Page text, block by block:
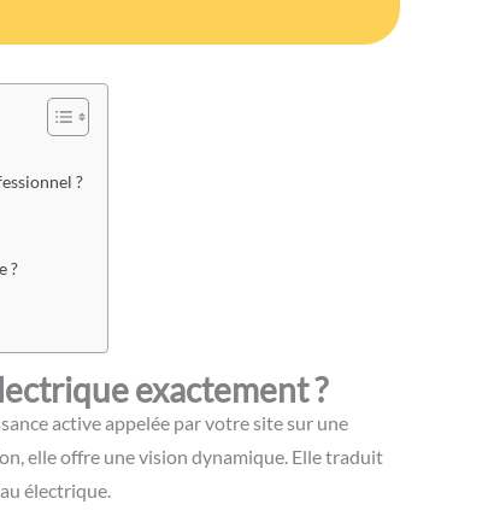
?
?
exactement ?
active appelée par votre site sur une
elle offre une vision dynamique. Elle traduit
électrique.